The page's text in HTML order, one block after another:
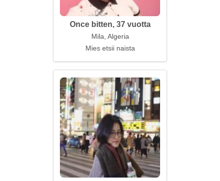
Once bitten, 37 vuotta
Mila, Algeria
Mies etsii naista